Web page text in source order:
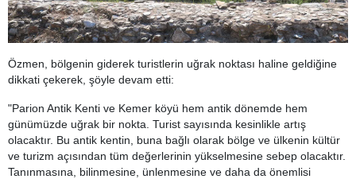
Özmen, bölgenin giderek turistlerin uğrak noktası haline geldiğine
dikkati çekerek, şöyle devam etti:
"Parion Antik Kenti ve Kemer köyü hem antik dönemde hem
günümüzde uğrak bir nokta. Turist sayısında kesinlikle artış
olacaktır. Bu antik kentin, buna bağlı olarak bölge ve ülkenin kültür
ve turizm açısından tüm değerlerinin yükselmesine sebep olacaktır.
Tanınmasına, bilinmesine, ünlenmesine ve daha da önemlisi